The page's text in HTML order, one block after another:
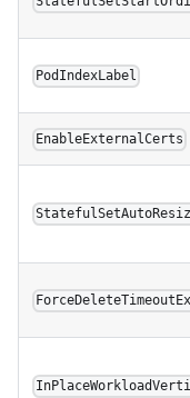
PodIndexLabel
EnableExternalCerts